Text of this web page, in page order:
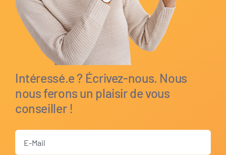
Intéressé.e ? Écrivez-nous. Nous
nous ferons un plaisir de vous
conseiller !